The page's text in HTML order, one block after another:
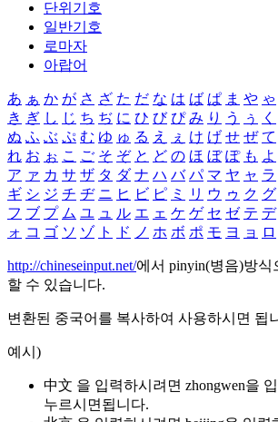
단위기호
일반기호
로마자
아랍어
あ ぁ か が さ ざ た だ な は ば ぱ ま や ゃ
き ぎ し じ ち ぢ に ひ び ぴ み り う ぅ く
ぬ ふ ぶ ぷ む ゆ ゅ る え ぇ け げ せ ぜ て
れ お ぉ こ ご そ ぞ と ど の ほ ぼ ぽ も よ
ア ァ カ サ ザ タ ダ ナ ハ バ パ マ ヤ ャ ラ
ギ シ ジ チ ヂ ニ ヒ ビ ピ ミ リ ウ ゥ ク グ
フ ブ プ ム ユ ュ ル エ ェ ケ ゲ セ ゼ テ デ
ォ コ ゴ ソ ゾ ト ド ノ ホ ボ ポ モ ヨ ョ ロ
http://chineseinput.net/에서 pinyin(병음)방
할 수 있습니다.
변환된 중국어를 복사하여 사용하시면 됩
예시)
中文 을 입력하시려면 zhongwen을
누르시면됩니다.